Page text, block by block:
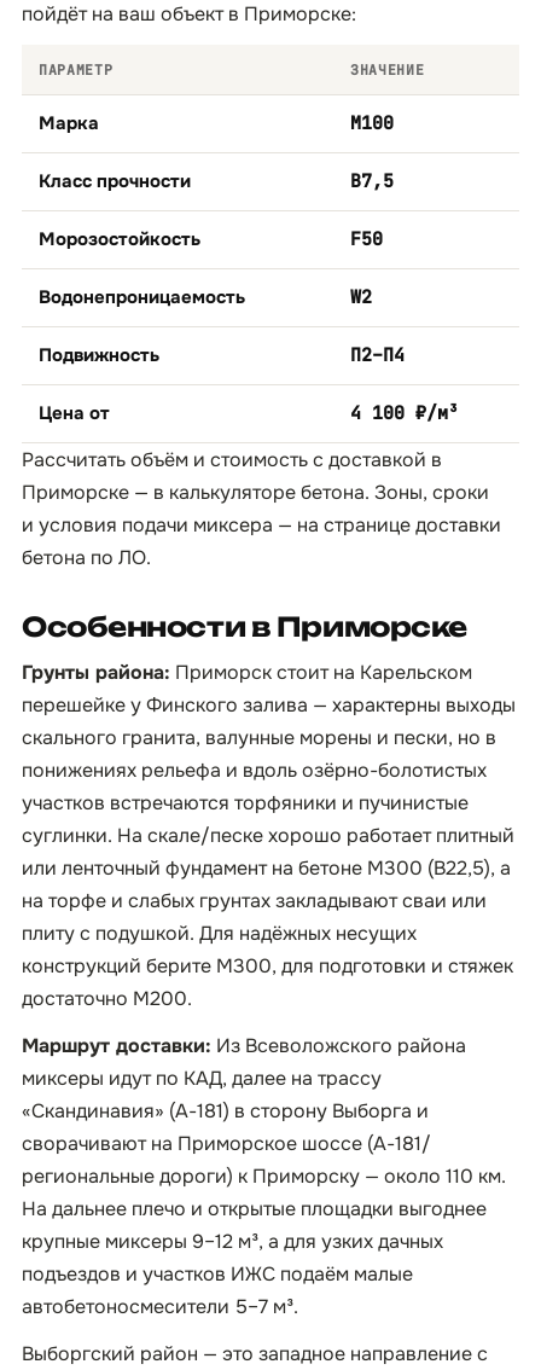
пойдёт на ваш объект в Приморске:
ПАРАМЕТР ЗНАЧЕНИЕ
Марка М100
Класс прочности B7,5
Морозостойкость F50
Водонепроницаемость W2
Подвижность П2–П4
Цена от 4 100 ₽/м³
Рассчитать объём и стоимость с доставкой в
Приморске — в калькуляторе бетона. Зоны, сроки
и условия подачи миксера — на страницедоставки
бетона по ЛО.
Особенности в Приморске
Грунты района: Приморск стоит на Карельском
перешейке у Финского залива — характерны выходы
скального гранита, валунные морены и пески, но в
понижениях рельефа и вдоль озёрно-болотистых
участков встречаются торфяники и пучинистые
суглинки. На скале/песке хорошо работает плитный
или ленточный фундамент на бетоне М300 (B22,5), а
на торфе и слабых грунтах закладывают сваи или
плиту с подушкой. Для надёжных несущих
конструкций берите М300, для подготовки и стяжек
достаточно М200.
Маршрут доставки: Из Всеволожского района
миксеры идут по КАД, далее на трассу
«Скандинавия» (А-181) в сторону Выборга и
сворачивают на Приморское шоссе (А-181/
региональные дороги) к Приморску — около 110 км.
На дальнее плечо и открытые площадки выгоднее
крупные миксеры 9–12 м³, а для узких дачных
подъездов и участков ИЖС подаём малые
автобетоносмесители 5–7 м³.
Выборгский район — это западное направление с